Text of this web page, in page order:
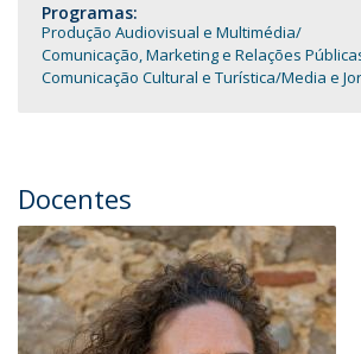
Programas:
Produção Audiovisual e Multimédia
Comunicação, Marketing e Relações
Comunicação Cultural e Turística Media e
Docentes